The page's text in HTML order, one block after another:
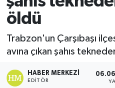
öldü
Trabzon'un Çarşıbaşı
avına çıkan şahıs
HABER MERKEZI
EDITÖR
Ekonomi
Sağlık
Tokat Haber